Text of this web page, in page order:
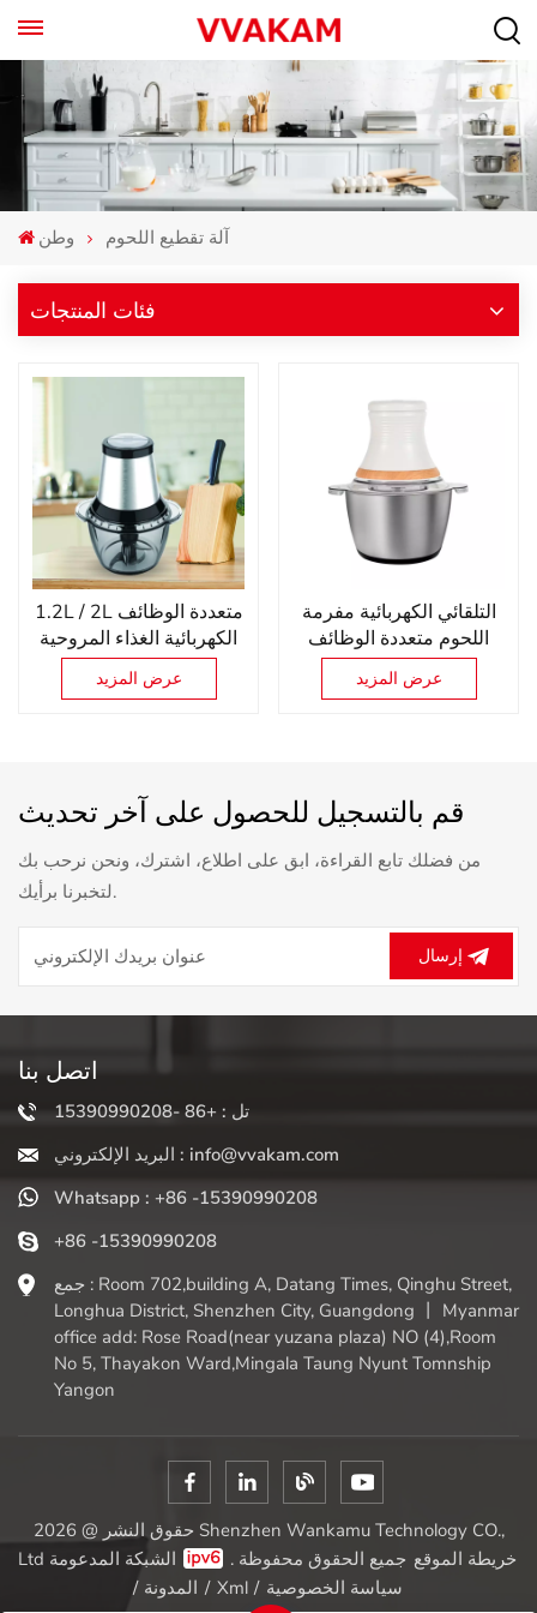
وطن آلة تقطيع اللحوم
فئات المنتجات
1.2L / 2L متعددة الوظائف
الكهربائية الغذاء المروحية
الخضار اللحوم يام باوندر
الثوم البصل القاطع
عرض المزيد
التلقائي الكهربائية مفرمة
اللحوم متعددة الوظائف
مطاحن الطعام آلة اللحوم
المفرمة
عرض المزيد
قم بالتسجيل للحصول على آخر تحديث
من فضلك تابع القراءة، ابق على اطلاع، اشترك، ونحن نرحب بك
لتخبرنا برأيك.
إرسال
اتصل بنا
تل : +86 -15390990208
البريد الإلكتروني : info@vvakam.com
Whatsapp : +86 -15390990208
+86 -15390990208
جمع : Room 702,building A, Datang Times, Qinghu Street,
Longhua District, Shenzhen City, Guangdong 丨 Myanmar
office add: Rose Road(near yuzana plaza) NO (4),Room
No 5, Thayakon Ward,Mingala Taung Nyunt Tomnship
Yangon
حقوق النشر @ 2026 Shenzhen Wankamu Technology CO.,
Ltd جميع الحقوق محفوظة . خريطة الموقع
/ المدونة / Xml / سياسة الخصوصية